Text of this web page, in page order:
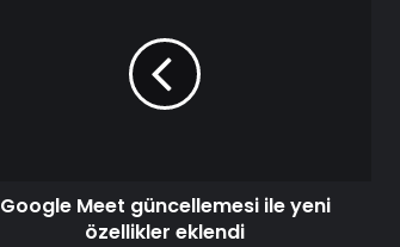
Google Meet güncellemesi ile yeni
özellikler eklendi